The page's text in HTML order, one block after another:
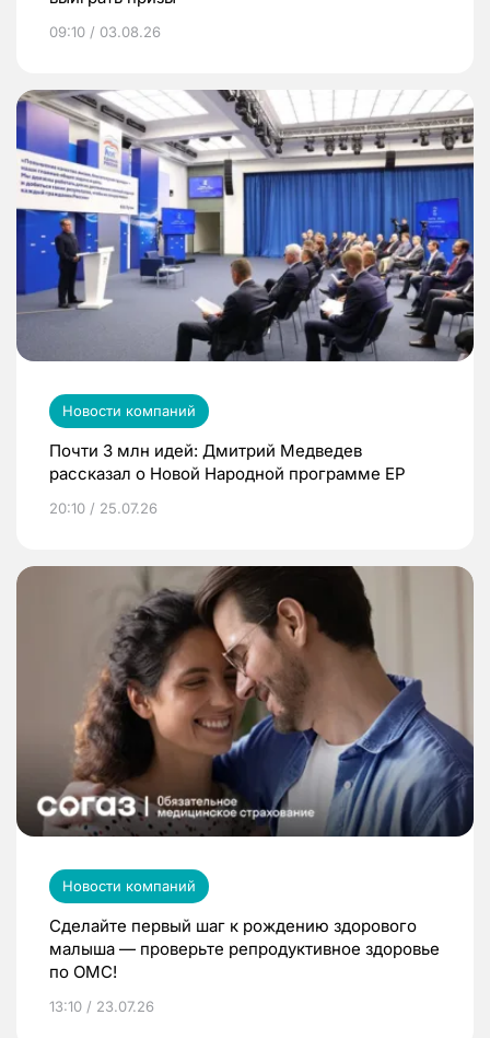
09:10 / 03.08.26
Новости компаний
Почти 3 млн идей: Дмитрий Медведев
рассказал о Новой Народной программе ЕР
20:10 / 25.07.26
Новости компаний
Сделайте первый шаг к рождению здорового
малыша — проверьте репродуктивное здоровье
по ОМС!
13:10 / 23.07.26